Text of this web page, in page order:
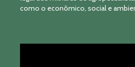
como o econômico, social e